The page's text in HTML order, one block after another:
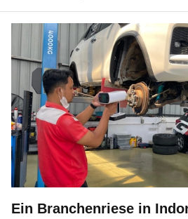
Ein Branchenriese in